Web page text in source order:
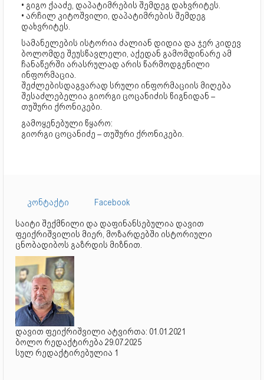
• გიგო ქააძე, დაპატიმრების შემდეგ დახვრიტეს.
• არჩილ კიტოშვილი, დაპატიმრების შემდეგ
დახვრიტეს.
სამანელების ისტორია ძალიან დიდია და ჯერ კიდევ
ბოლომდე შეუსწავლელი, აქედან გამომდინარე ამ
ჩანაწერში არასრულად არის წარმოდგენილი
ინფორმაცია.
შეძლებისდაგვარად სრული ინფორმაციის მიღება
შესაძლებელია გიორგი ცოცანიძის წიგნიდან –
თუშური ქრონიკები.
გამოყენებული წყარო:
გიორგი ცოცანიძე – თუშური ქრონიკები.
კონტაქტი
Facebook
საიტი შექმნილი და დაფინანსებულია დავით
ფეიქრიშვილის მიერ, მოზარდებში ისტორიული
ცნობადიბოს გაზრდის მიზნით.
დავით ფეიქრიშვილი ატვირთა: 01.01.2021
ბოლო რედაქტირება 29.07.2025
სულ რედაქტირებულია 1